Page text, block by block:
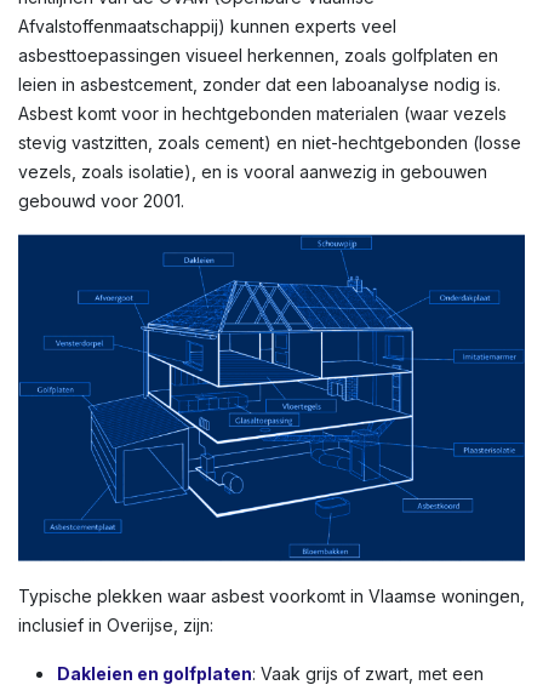
Afvalstoffenmaatschappij) kunnen experts veel
asbesttoepassingen visueel herkennen, zoals golfplaten en
leien in asbestcement, zonder dat een laboanalyse nodig is.
Asbest komt voor in hechtgebonden materialen (waar vezels
stevig vastzitten, zoals cement) en niet-hechtgebonden (losse
vezels, zoals isolatie), en is vooral aanwezig in gebouwen
gebouwd voor 2001.
Typische plekken waar asbest voorkomt in Vlaamse woningen,
inclusief in Overijse, zijn:
Dakleien en golfplaten: Vaak grijs of zwart, met een